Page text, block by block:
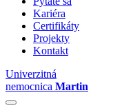
Kariéra
Certifikáty
Projekty
Kontakt
Univerzitná
nemocnica Martin